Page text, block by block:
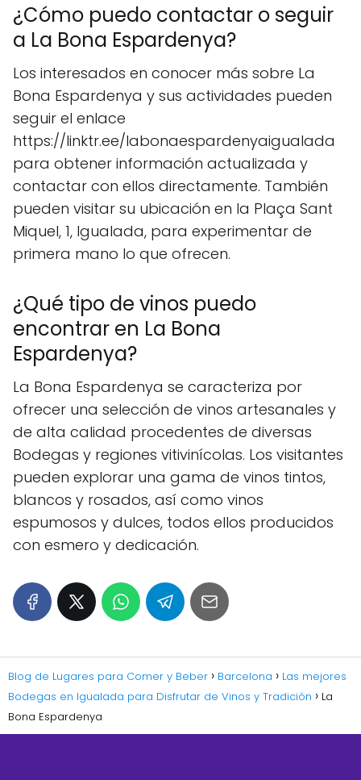
¿Cómo puedo contactar o seguir
a La Bona Espardenya?
Los interesados en conocer más sobre La
Bona Espardenya y sus actividades pueden
seguir el enlace
https://linktr.ee/labonaespardenyaigualada
para obtener información actualizada y
contactar con ellos directamente. También
pueden visitar su ubicación en la Plaça Sant
Miquel, 1, Igualada, para experimentar de
primera mano lo que ofrecen.
¿Qué tipo de vinos puedo
encontrar en La Bona
Espardenya?
La Bona Espardenya se caracteriza por
ofrecer una selección de vinos artesanales y
de alta calidad procedentes de diversas
Bodegas y regiones vitivinícolas. Los visitantes
pueden explorar una gama de vinos tintos,
blancos y rosados, así como vinos
espumosos y dulces, todos ellos producidos
con esmero y dedicación.
Blog de Lugares para Comer y Beber Barcelona
Las mejores
Bodegas en Igualada para Disfrutar de Vinos y Tradición
La
Bona Espardenya